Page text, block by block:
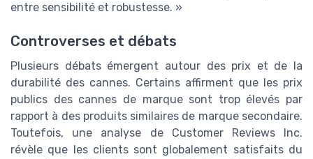
entre sensibilité et robustesse. »
Controverses et débats
Plusieurs débats émergent autour des prix et de la
durabilité des cannes. Certains affirment que les prix
publics des cannes de marque sont trop élevés par
rapport à des produits similaires de marque secondaire.
Toutefois, une analyse de Customer Reviews Inc.
révèle que les clients sont globalement satisfaits du